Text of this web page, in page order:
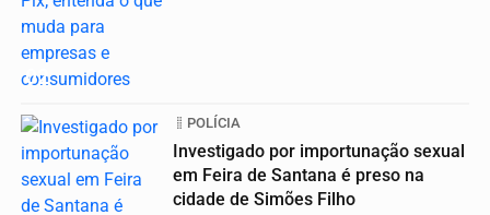
02
POLÍCIA
Investigado por importunação sexual
em Feira de Santana é preso na
cidade de Simões Filho